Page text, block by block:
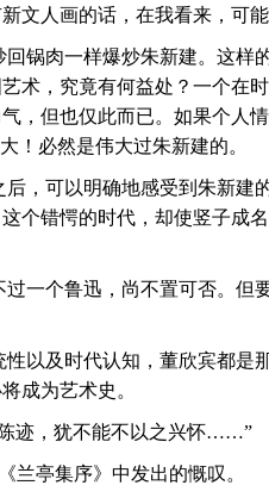
文人画的话，在我看来，可
锅肉一样爆炒朱新建。这样
术，究竟有何益处？一个在
，但也仅此而已。如果个人
！必然是伟大过朱新建的。
，可以明确地感受到朱新建
个错愕的时代，却使竖子成
一个鲁迅，尚不置可否。但
以及时代认知，董欣宾都是
成为艺术史。
迹，犹不能不以之兴怀……”
兰亭集序》中发出的慨叹。